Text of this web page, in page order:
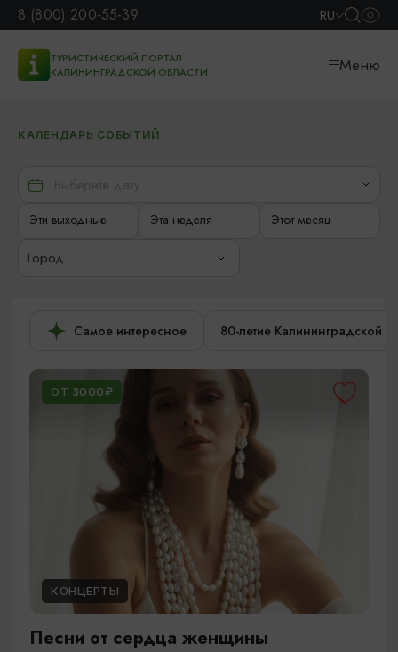
8 (800) 200-55-39 RU
ТУРИСТИЧЕСКИЙ ПОРТАЛ
КАЛИНИНГРАДСКОЙ ОБЛАСТИ
Меню
КАЛЕНДАРЬ СОБЫТИЙ
Эти выходные Эта неделя Этот месяц
Город
Самое интересное 80-летие Калининградской
ОТ 3000₽
КОНЦЕРТЫ
Песни от сердца женщины